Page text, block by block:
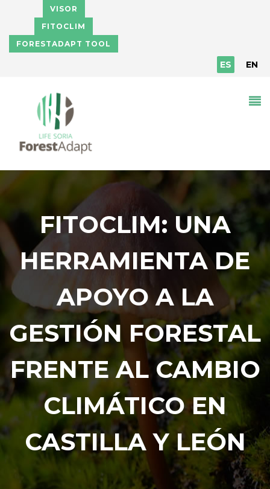
Pasar al contenido principal
VISOR
FITOCLIM
FORESTADAPT TOOL
ES EN
FITOCLIM: UNA
HERRAMIENTA DE
APOYO A LA
GESTIÓN FORESTAL
FRENTE AL CAMBIO
CLIMÁTICO EN
CASTILLA Y LEÓN